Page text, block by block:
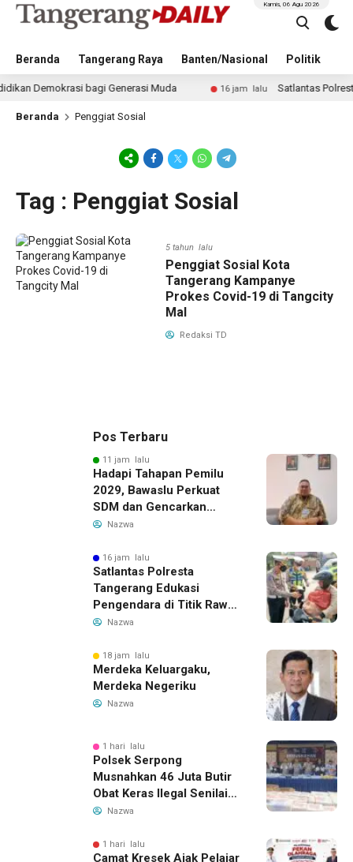
Beranda Tangerang Raya Banten/Nasional Politik
Kamis, 06 Agu 2026
Demokrasi bagi Generasi Muda 16 jam lalu Satlantas Polresta
Beranda Penggiat Sosial
Tag : Penggiat Sosial
5 tahun lalu
Penggiat Sosial Kota
Tangerang Kampanye
Prokes Covid-19 di Tangcity
Mal
Redaksi TD
Pos Terbaru
11 jam lalu
Hadapi Tahapan Pemilu
2029, Bawaslu Perkuat
SDM dan Gencarkan
Pendidikan Demokrasi
Nazwa
16 jam lalu
Satlantas Polresta
Tangerang Edukasi
Pengendara di Titik Rawan
Kecelakaan Lewat
Nazwa
18 jam lalu
Merdeka Keluargaku,
Merdeka Negeriku
Nazwa
1 hari lalu
Polsek Serpong
Musnahkan 46 Juta Butir
Obat Keras Ilegal Senilai
Rp230 Miliar
Nazwa
1 hari lalu
Camat Kresek Ajak Pelajar